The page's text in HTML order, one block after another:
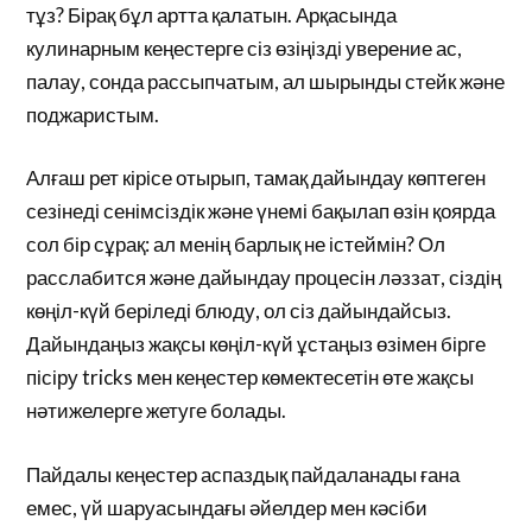
тұз? Бірақ бұл артта қалатын. Арқасында
кулинарным кеңестерге сіз өзіңізді уверение ас,
палау, сонда рассыпчатым, ал шырынды стейк және
поджаристым.
Алғаш рет кірісе отырып, тамақ дайындау көптеген
сезінеді сенімсіздік және үнемі бақылап өзін қоярда
сол бір сұрақ: ал менің барлық не істеймін? Ол
расслабится және дайындау процесін ләззат, сіздің
көңіл-күй беріледі блюду, ол сіз дайындайсыз.
Дайындаңыз жақсы көңіл-күй ұстаңыз өзімен бірге
пісіру tricks мен кеңестер көмектесетін өте жақсы
нәтижелерге жетуге болады.
Пайдалы кеңестер аспаздық пайдаланады ғана
емес, үй шаруасындағы әйелдер мен кәсіби